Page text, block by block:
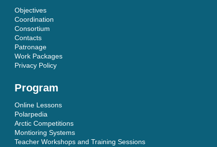
Objectives
Coordination
Consortium
Contacts
Patronage
Work Packages
Privacy Policy
Program
Online Lessons
Polarpedia
Arctic Competitions
Montioring Systems
Teacher Workshops and Training Sessions